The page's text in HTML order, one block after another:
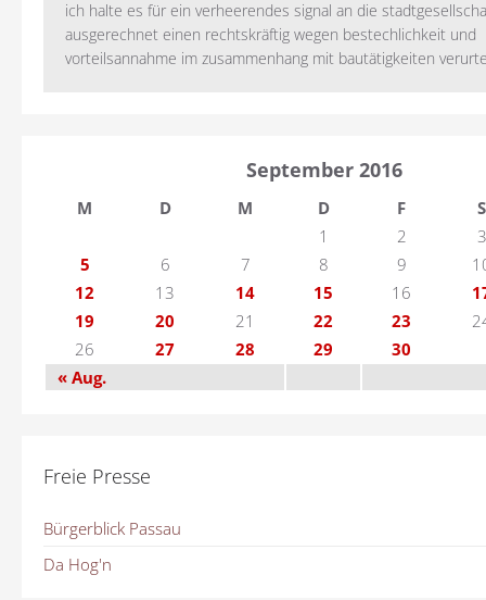
ich halte es für ein verheerendes signal an die
ausgerechnet einen rechtskräftig wegen bestechlichkeit und
vorteilsannahme im zusammenhang mit bautätigkeiten
September 2016
M D M D F
S
1
2
3
5
6 7 8 9
12
13 14 15 16
19
20 21 22 23
26
27 28 29
30
« Aug.
Freie Presse
Bürgerblick Passau
Da Hog'n